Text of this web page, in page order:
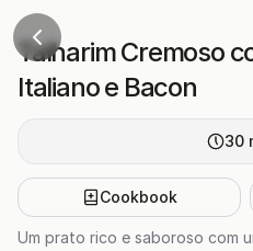
Talharim Cremoso
Italiano e Bacon
30
Cookbook
Um prato rico e saboroso com